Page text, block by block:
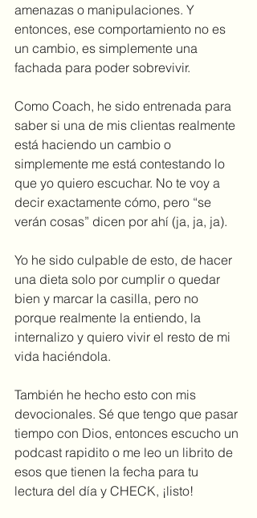
amenazas o manipulaciones. Y
entonces, ese comportamiento no es
un cambio, es simplemente una
fachada para poder sobrevivir.
Como Coach, he sido entrenada para
saber si una de mis clientas realmente
está haciendo un cambio o
simplemente me está contestando lo
que yo quiero escuchar. No te voy a
decir exactamente cómo, pero “se
verán cosas” dicen por ahí (ja, ja, ja).
Yo he sido culpable de esto, de hacer
una dieta solo por cumplir o quedar
bien y marcar la casilla, pero no
porque realmente la entiendo, la
internalizo y quiero vivir el resto de mi
vida haciéndola.
También he hecho esto con mis
devocionales. Sé que tengo que pasar
tiempo con Dios, entonces escucho un
podcast rapidito o me leo un librito de
esos que tienen la fecha para tu
lectura del día y CHECK, ¡listo!